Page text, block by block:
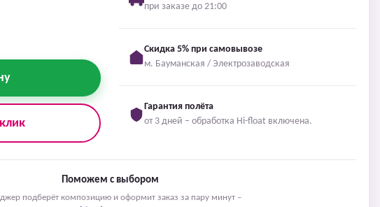
при заказе до 21:00
Скидка 5% при самовывозе
м. Бауманская / Электрозаводская
Гарантия полёта
от 3 дней – обработка Hi-float включена.
Поможем с выбором
подберёт композицию и оформит заказ за пару минут –